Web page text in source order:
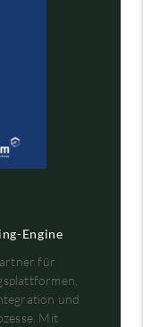
Engine
für
und
Mit